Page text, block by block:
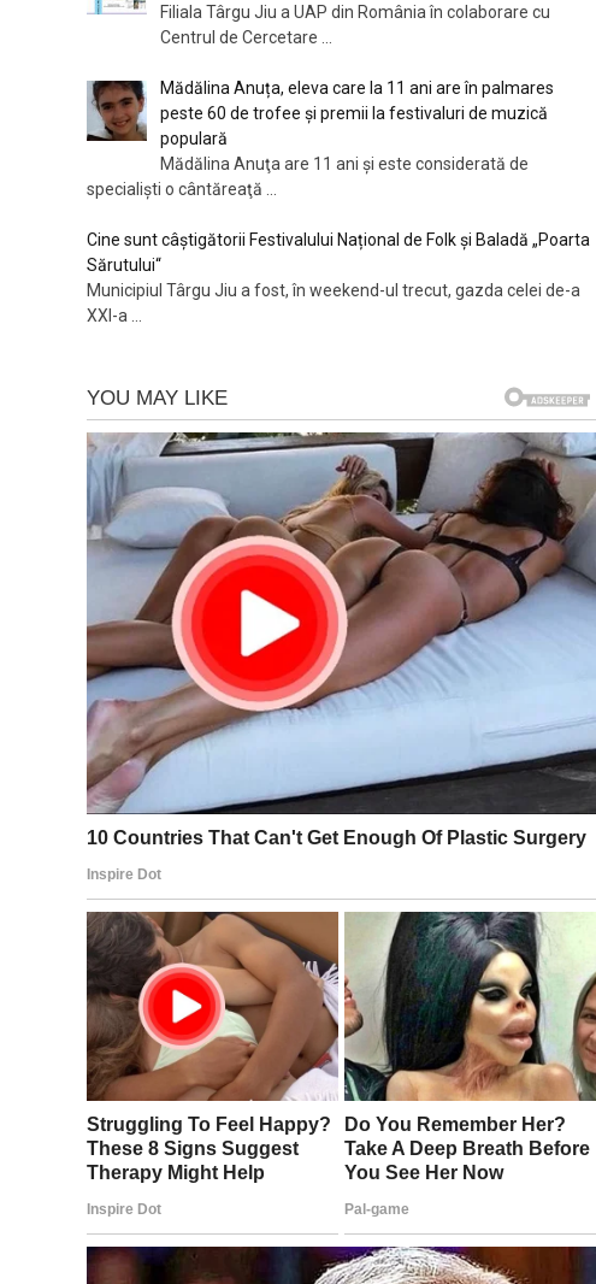
Filiala Târgu Jiu a UAP din România în colaborare cu
Centrul de Cercetare
Mădălina Anuța, eleva care la 11 ani are în palmares
peste 60 de trofee și premii la festivaluri de muzică
populară
Mădălina Anuţa are 11 ani și este considerată de
specialişti o cântăreaţă
Cine sunt câștigătorii Festivalului Național de Folk și Baladă „Poarta
Sărutului“
Municipiul Târgu Jiu a fost, în weekend-ul trecut, gazda celei de-a
XXI-a